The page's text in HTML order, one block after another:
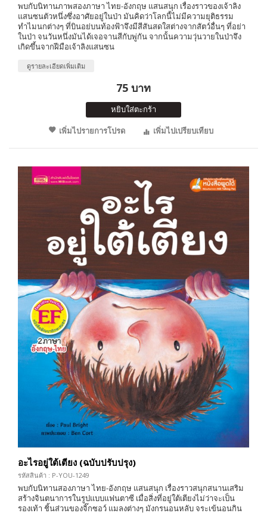
พบกับนิทานภาพสองภาษา ไทย-อังกฤษ แสนสนุก เรื่องราวของเจ้าลิง
แสนซนตัวหนึ่งซึ่งอาศัยอยู่ในป่า มันคิดว่าโลกนี้ไม่มีความยุติธรรม
ทำไมนกต่างๆ ที่บินอย่บนท้องฟ้าจึงมีสีสันสดใสต่างจากสัตว์อื่นๆ ที่อย่า
ในป่า จนวันหนึ่งมันได้เจอจานสีกับพู่กัน จากนั้นความวุ่นวายในป่าจึง
เกิดขึ้นจากฝีมือเจ้าลิงแสนซน
ดูรายละเอียดเพิ่มเติม
75 บาท
หยิบใส่ตะกร้า
เพิ่มไปรายการโปรด
เพิ่มไปเปรียบเทียบ
อะไรอยู่ใต้เตียง (ฉบับปรับปรุง)
รหัสสินค้า : P-YOU-1249
พบกับนิทานสองภาษา ไทย-อังกฤษ แสนสนุก เรื่องราวสนุกสนานเสริม
สร้างจินตนาการในรูปแบบแฟนตาซี เมื่อสิ่งที่อยู่ใต้เตียงไม่ว่าจะเป็น
รองเท้า ชิ้นส่วนของจิ๊กซอว์ แมลงต่างๆ มังกรนอนหลับ จระเข้นอนกิน